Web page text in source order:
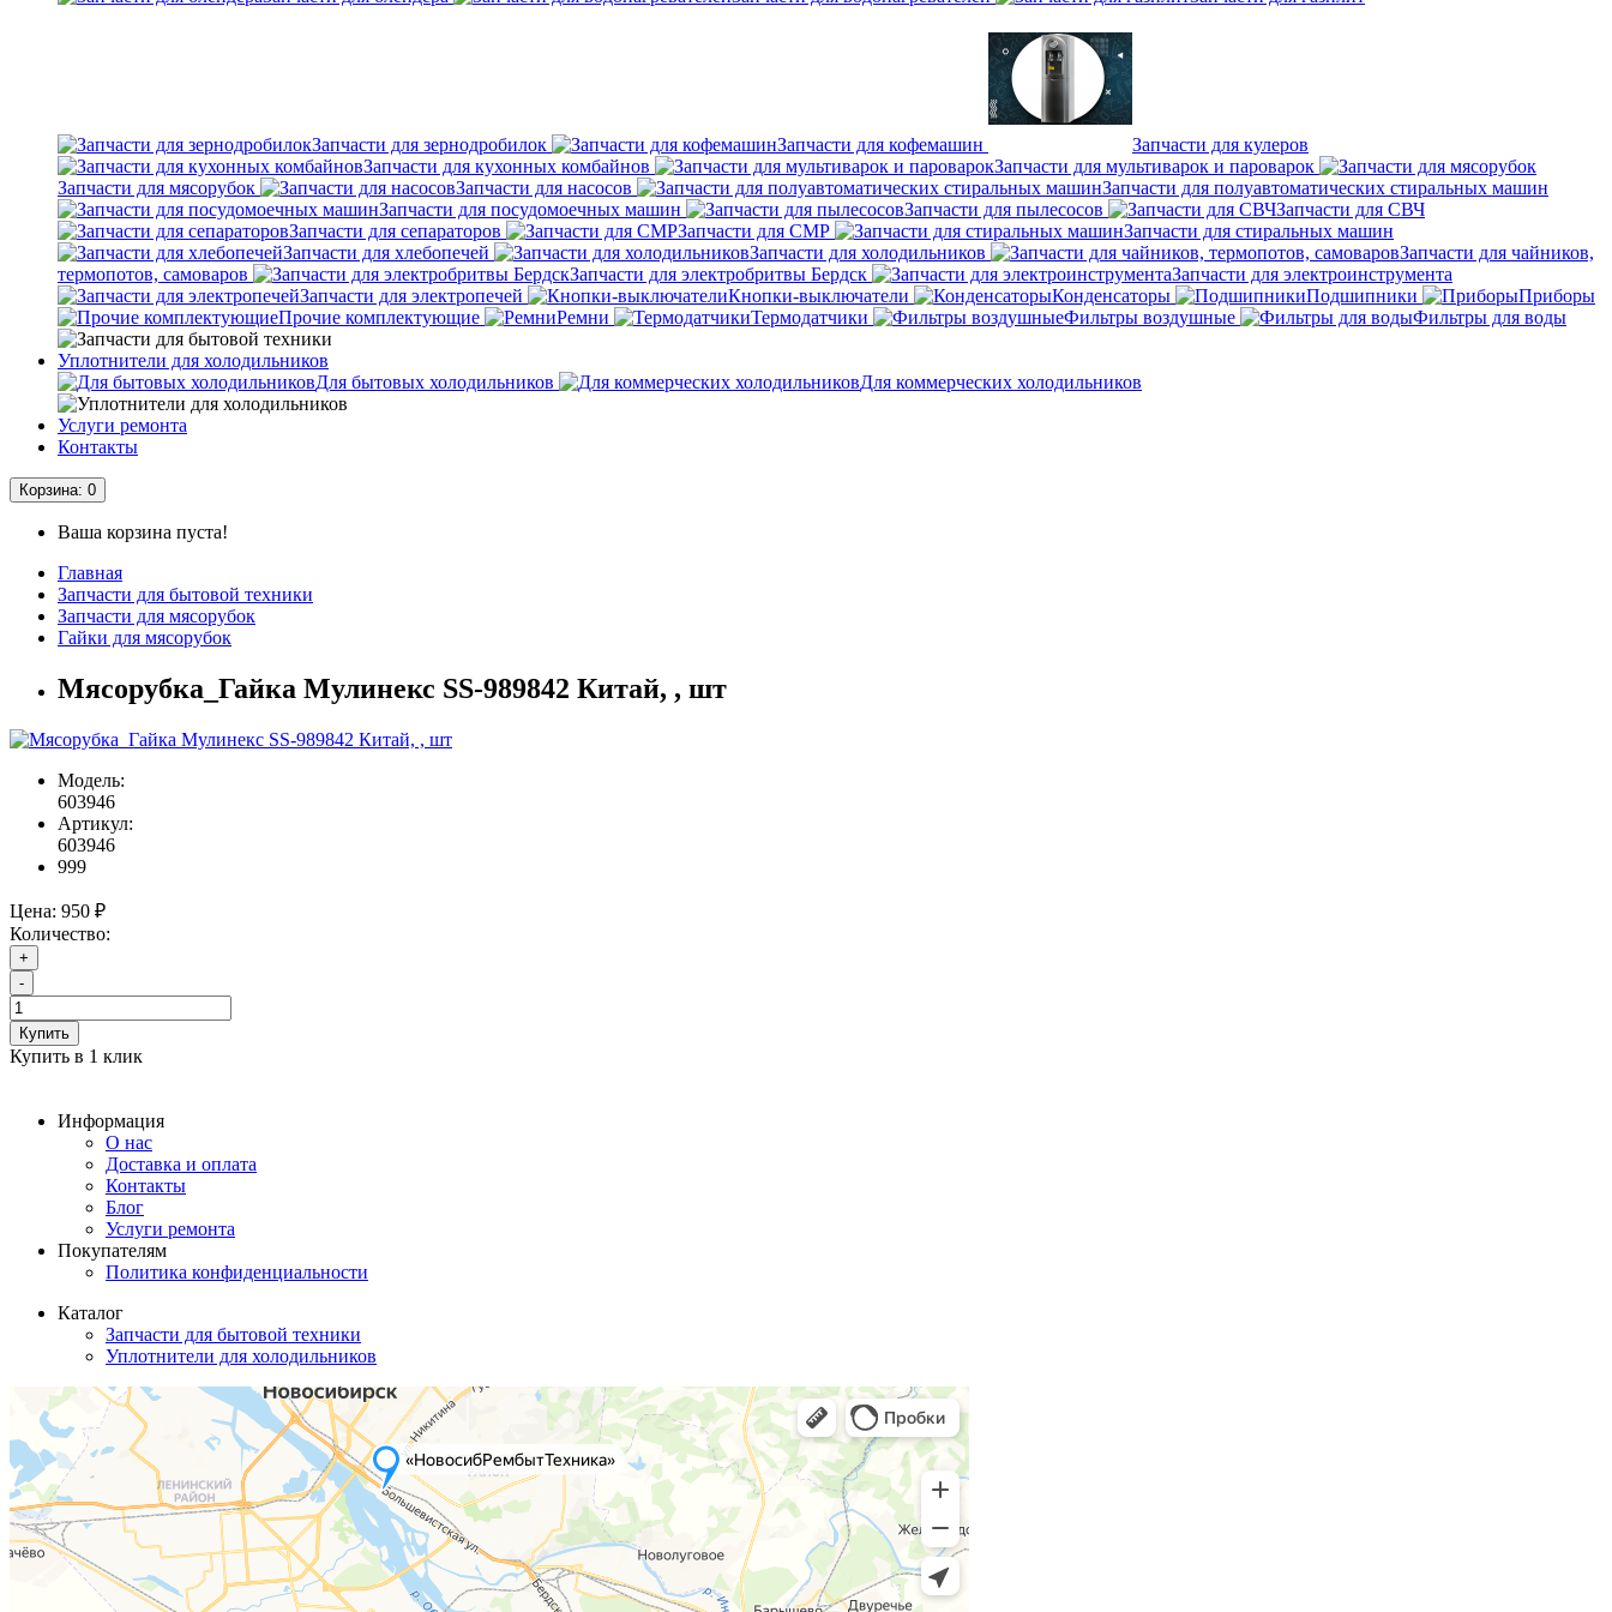
Запчасти для зернодробилок Запчасти для кофемашин
Запчасти для кулеров
Запчасти для кухонных комбайнов
Запчасти для мультиварок и пароварок
Запчасти для мясорубок
Запчасти для насосов
Запчасти для полуавтоматических стиральных машин
Запчасти для посудомоечных машин
Запчасти для пылесосов
Запчасти для СВЧ
Запчасти для сепараторов
Запчасти для СМР
Запчасти для стиральных машин
Запчасти для хлебопечей
Запчасти для холодильников
Запчасти для чайников,
термопотов, самоваров
Запчасти для электробритвы Бердск
Запчасти для электроинструмента
Запчасти для электропечей
Кнопки-выключатели Конденсаторы Подшипники
Приборы
Прочие комплектующие
Ремни Термодатчики Фильтры воздушные Фильтры для воды
Уплотнители для холодильников
Для бытовых холодильников
Для коммерческих холодильников
Услуги ремонта
Контакты
Корзина: 0
Ваша корзина пуста!
Главная
Запчасти для бытовой техники
Запчасти для мясорубок
Гайки для мясорубок
Мясорубка_Гайка Мулинекс SS-989842 Китай, , шт
Модель:
603946
Артикул:
603946
999
Цена: 950 ₽
Количество:
+
-
Купить
Купить в 1 клик
Информация
О нас
Доставка и оплата
Контакты
Блог
Услуги ремонта
Покупателям
Политика конфиденциальности
Каталог
Запчасти для бытовой техники
Уплотнители для холодильников